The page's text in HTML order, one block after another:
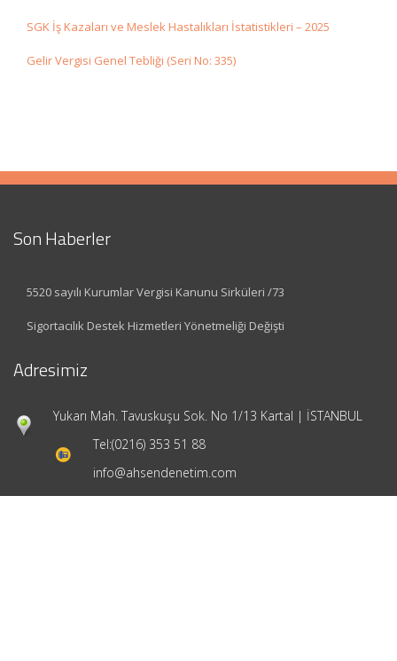
SGK İş Kazaları ve Meslek Hastalıkları İstatistikleri – 2025
Gelir Vergisi Genel Tebliği (Seri No: 335)
Son Haberler
5520 sayılı Kurumlar Vergisi Kanunu Sirküleri /73
Sigortacılık Destek Hizmetleri Yönetmeliği Değişti
Adresimiz
Yukarı Mah. Tavuskuşu Sok. No 1/13 Kartal | İSTANBUL
Tel:(0216) 353 51 88
info@ahsendenetim.com